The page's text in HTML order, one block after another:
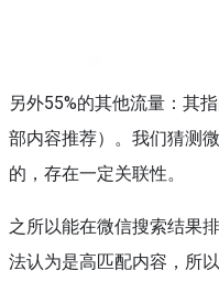
另外55%的其他流量：其
部内容推荐）。我们猜测
的，存在一定关联性。
之所以能在微信搜索结果
法认为是高匹配内容，所